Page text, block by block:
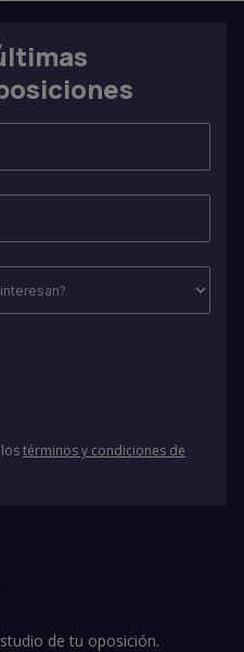
términos y condiciones de
de tu oposición.